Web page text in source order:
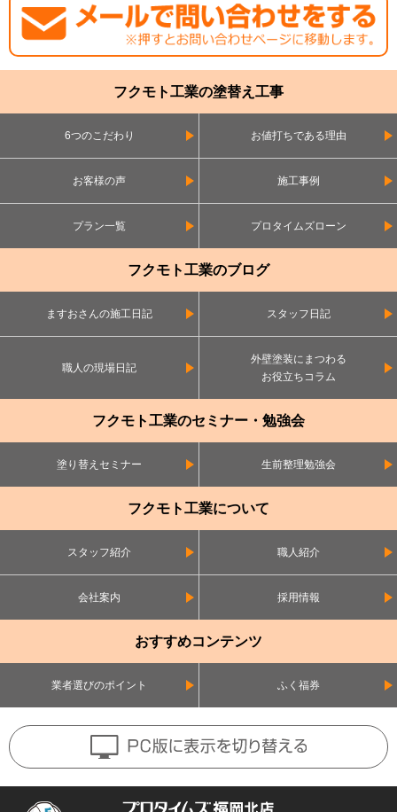
フクモト工業の塗替え工事
6つのこだわり お値打ちである理由
お客様の声 施工事例
プラン一覧 プロタイムズローン
フクモト工業のブログ
ますおさんの施工日記 スタッフ日記
職人の現場日記
外壁塗装にまつわる
お役立ちコラム
フクモト工業のセミナー・勉強会
塗り替えセミナー 生前整理勉強会
フクモト工業について
スタッフ紹介 職人紹介
会社案内 採用情報
おすすめコンテンツ
業者選びのポイント ふく福券